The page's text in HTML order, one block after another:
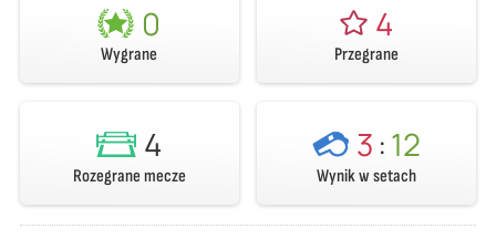
0
Wygrane
4
Przegrane
4
Rozegrane mecze
3 :12
Wynik w setach